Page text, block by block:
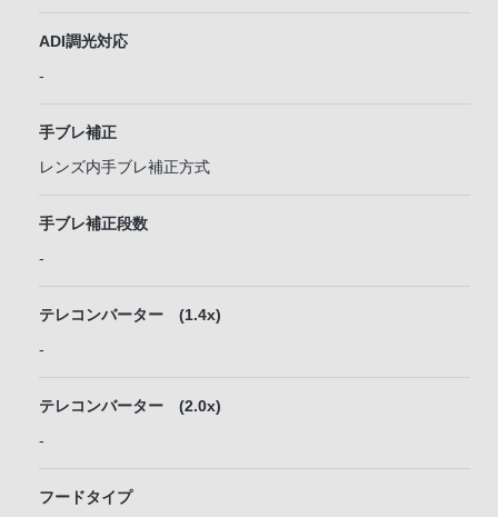
ADI調光対応
-
手ブレ補正
レンズ内手ブレ補正方式
手ブレ補正段数
-
テレコンバーター (1.4x)
-
テレコンバーター (2.0x)
-
フードタイプ